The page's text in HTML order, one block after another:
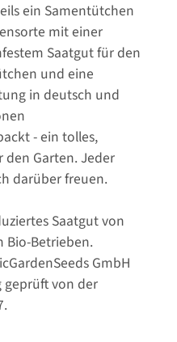
ein Samentütchen
mit einer
Saatgut für den
und eine
in deutsch und
- ein tolles,
den Garten. Jeder
darüber freuen.
Saatgut von
Bio-Betrieben.
GmbH
von der